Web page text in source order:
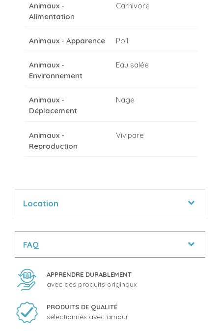
Animaux -
Alimentation
Carnivore
Animaux - Apparence Poil
Animaux -
Environnement
Eau salée
Animaux -
Déplacement
Nage
Animaux -
Reproduction
Vivipare
Location
FAQ
APPRENDRE DURABLEMENT
avec des produits originaux
PRODUITS DE QUALITÉ
sélectionnés avec amour